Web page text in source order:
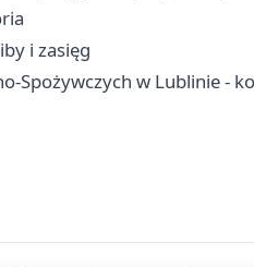
i zasięg
Spożywczych w Lublinie -